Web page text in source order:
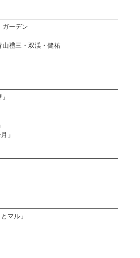
ガーデン
禮三・双渓・健祐
」
マル」